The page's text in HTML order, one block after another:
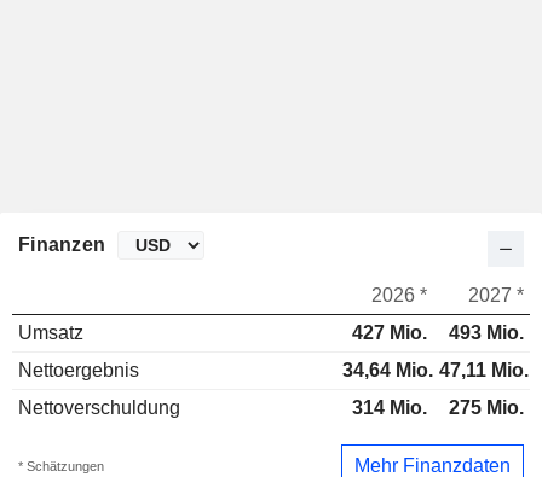
Finanzen
2026 *
2027 *
Umsatz
427 Mio.
493 Mio.
Nettoergebnis
34,64 Mio. 47,11 Mio.
Nettoverschuldung
314 Mio. 275 Mio.
* Schätzungen Mehr Finanzdaten